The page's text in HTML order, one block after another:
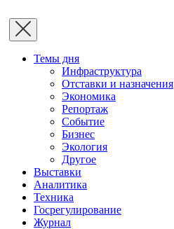
Темы дня
Инфраструктура
Отставки и назначения
Экономика
Репортаж
Событие
Бизнес
Экология
Другое
Выставки
Аналитика
Техника
Госрегулирование
Журнал